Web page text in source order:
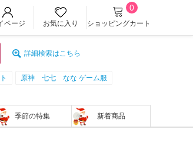
ページ お気に入り ショッピングカート
0
詳細検索はこちら
原神 七七 なな ゲーム服
季節の特集 新着商品